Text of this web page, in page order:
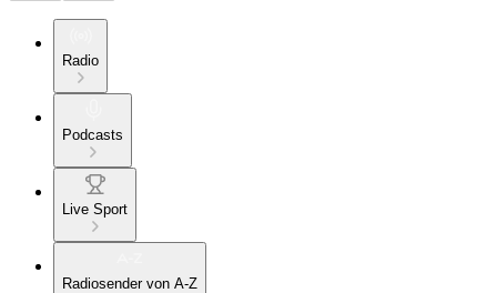
Radio
Podcasts
Live Sport
Radiosender von A-Z